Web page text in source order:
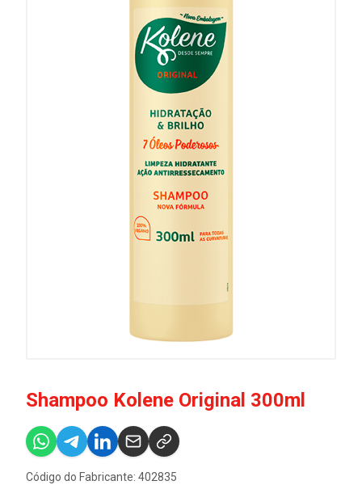
Shampoo Kolene Original 300ml
Código do Fabricante: 402835